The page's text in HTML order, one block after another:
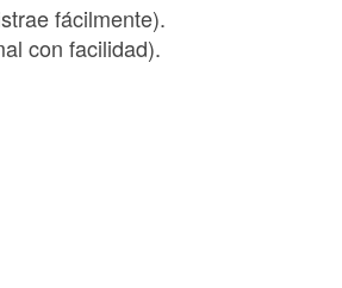
fácilmente).
con facilidad).